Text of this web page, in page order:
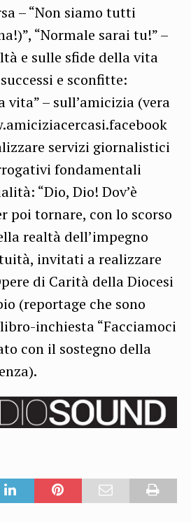
– “Non siamo tutti
“Normale sarai tu!” –
e sulle sfide della vita
e sconfitte:
– sull’amicizia (vera
servizi giornalistici
fondamentali
“Dio, Dio! Dov’è
poi tornare, con lo scorso
realtà dell’impegno
invitati a realizzare
di Carità della Diocesi
(reportage che sono
inchiesta “Facciamoci
con il sostegno della